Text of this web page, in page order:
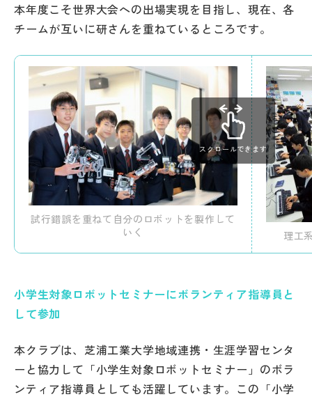
本年度こそ世界大会への出場実現を目指し、現在、各
チームが互いに研さんを重ねているところです。
試行錯誤を重ねて自分のロボットを製作して
いく
理工
スクロールできます
小学生対象ロボットセミナーにボランティア指導員と
して参加
本クラブは、芝浦工業大学地域連携・生涯学習センタ
ーと協力して「小学生対象ロボットセミナー」のボラ
ンティア指導員としても活躍しています。この「小学